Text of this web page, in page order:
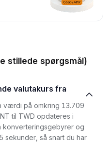
stillede spørgsmål)
værdi på omkring 13.709
til TWD opdateres i
konverteringsgebyrer og
sekunder, så snart du har